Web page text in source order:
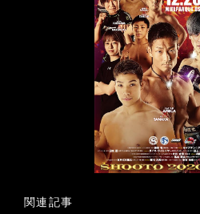
関連記事